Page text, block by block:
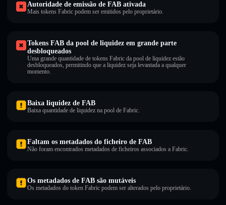
Autoridade de emissão de FAB ativada
Mais tokens Fabric podem ser emitidos pelo proprietário.
Tokens FAB da pool de liquidez em grande parte
desbloqueados
Uma grande quantidade de tokens Fabric da pool de liquidez estão
desbloqueados, permitindo que a liquidez seja levantada a qualquer
momento.
Baixa liquidez de FAB
Baixa quantidade de liquidez na pool de Fabric.
Faltam os metadados do ficheiro de FAB
Não foram encontrados metadados de ficheiros associados a Fabric.
Os metadados de FAB são mutáveis
Os metadados do token Fabric podem ser alterados pelo proprietário.